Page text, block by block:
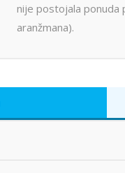
nije postojala ponuda
aranžmana).